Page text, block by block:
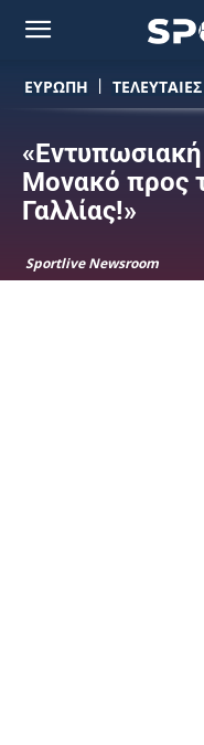
ΕΥΡΩΠΗ
Μονακό προς
Γαλλίας!»
Sportlive Newsroom